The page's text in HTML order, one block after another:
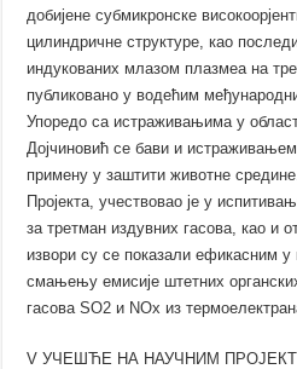
добијене субмикронске
цилиндричне структуре, као
индукованих млазом плазмеа на
публиковано у водећим
Упоредо са истраживањима у
Дојчиновић се бави и
примену у заштити животне
Пројекта, учествовао је у
за третман издувних гасова, као и
извори су се показали ефикасним
смањењу емисије штетних
гасова SO2 и NOx из
V УЧЕШЋЕ НА НАУЧНИМ